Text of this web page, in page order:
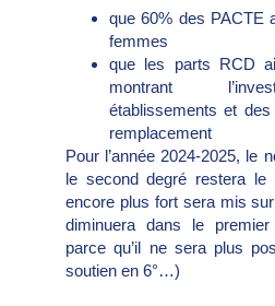
que 60% des PACTE
femmes
que les parts RCD
montrant
établissements et
remplacement
Pour l’année 2024-2025, le
le second degré restera
encore plus fort sera mis
diminuera dans le
parce qu’il ne sera plus
soutien en 6°…)